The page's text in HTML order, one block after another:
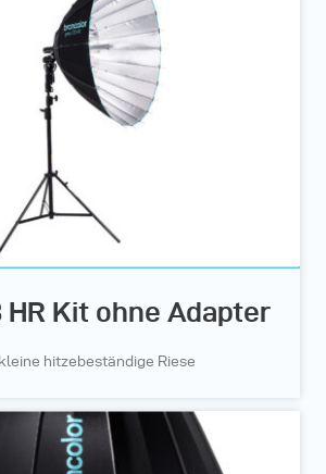
HR Kit ohne Adapter
hitzebeständige Riese